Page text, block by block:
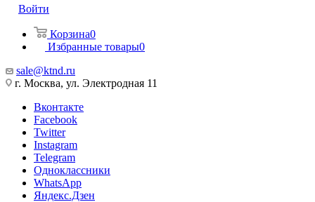
Войти
Корзина0
Избранные товары0
sale@ktnd.ru
г. Москва, ул. Электродная 11
Вконтакте
Facebook
Twitter
Instagram
Telegram
Одноклассники
WhatsApp
Яндекс.Дзен